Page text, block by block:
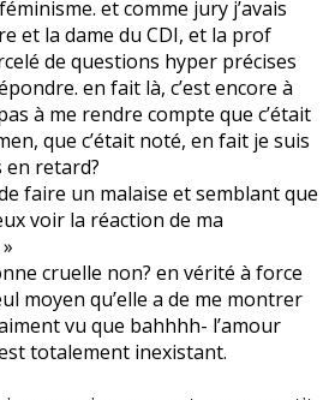
et comme jury j’avais
et la dame du CDI, et la prof
de questions hyper précises
en fait là, c’est encore à
à me rendre compte que c’était
que c’était noté, en fait je suis
en retard?
faire un malaise et semblant que
voir la réaction de ma
cruelle non? en vérité à force
moyen qu’elle a de me montrer
vu que bahhhh- l’amour
totalement inexistant.